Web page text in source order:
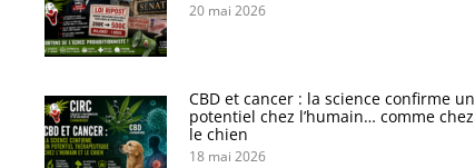
20 mai 2026
CBD et cancer : la science confirme un
potentiel chez l’humain… comme chez
le chien
18 mai 2026